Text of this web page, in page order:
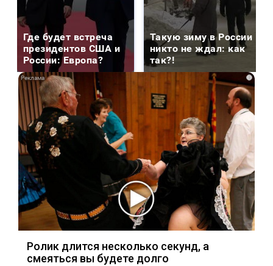
Где будет встреча
президентов США и
России: Европа?
Такую зиму в России
никто не ждал: как
так?!
i
Ролик длится несколько секунд, а
смеяться вы будете долго